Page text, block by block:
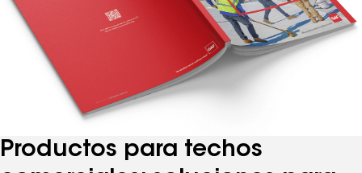
Productos para techos